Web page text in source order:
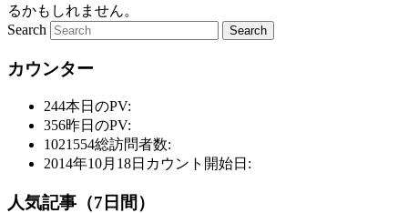
るかもしれません。
Search
カウンター
244本日のPV:
356昨日のPV:
1021554総訪問者数:
2014年10月18日 カウント開始日:
人気記事（7日間）